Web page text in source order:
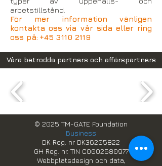
arbetstillstånd.
För mer information vänligen
kontakta oss via vår sida eller ring
oss på: +45 3110 2119
Våra betrodda partners och affärspartners
© 2025 TM-GATE Foundation
Business
DK Reg. nr DK36205822
GH Reg. nr. TIN C0002580977
Webbplatsdesign och data,